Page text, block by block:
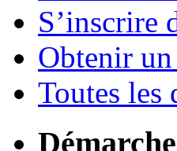
S’inscrire
Obtenir
Toutes les